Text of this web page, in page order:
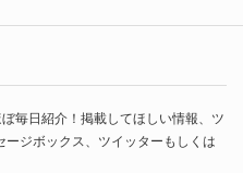
毎日紹介！掲載してほしい情報、ツ
ジボックス、ツイッターもしくは